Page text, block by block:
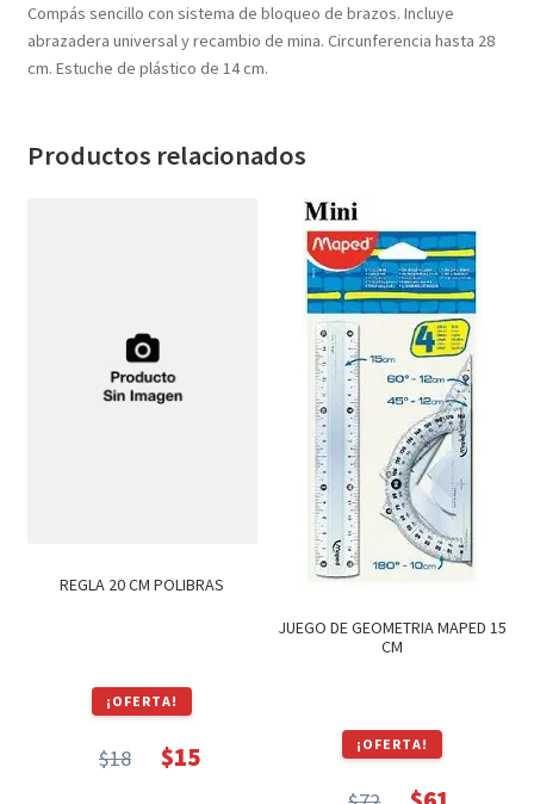
Compás sencillo con sistema de bloqueo de brazos. Incluye
abrazadera universal y recambio de mina. Circunferencia hasta 28
cm. Estuche de plástico de 14 cm.
Productos relacionados
REGLA 20 CM POLIBRAS
¡OFERTA!
$18 $15
JUEGO DE GEOMETRIA MAPED 15
CM
¡OFERTA!